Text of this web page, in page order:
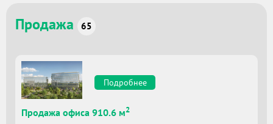
Продажа 65
Подробнее
Продажа офиса 910.6 м2